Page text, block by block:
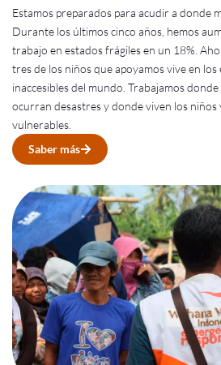
Estamos preparados para acudir a donde
Durante los últimos cinco años, hemos
trabajo en estados frágiles en un 18%.
tres de los niños que apoyamos vive en los
inaccesibles del mundo. Trabajamos
ocurran desastres y donde viven los niños
vulnerables.
Saber más